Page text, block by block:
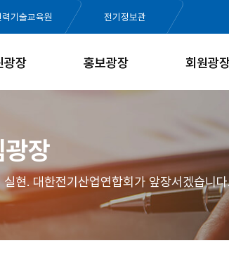
력기술교육원 전기정보관
광장 홍보광장 회원광
장
현. 대한전기산업연합회가 앞장서겠습니